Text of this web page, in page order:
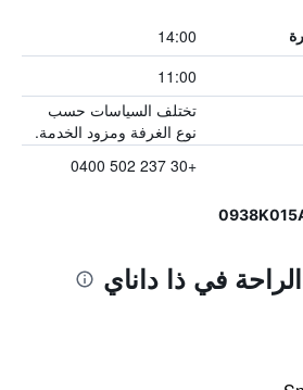
14:00
11:00
تختلف السياسات حسب
نوع الغرفة ومزود الخدمة.
+30 237 502 0400
في ذا داناي